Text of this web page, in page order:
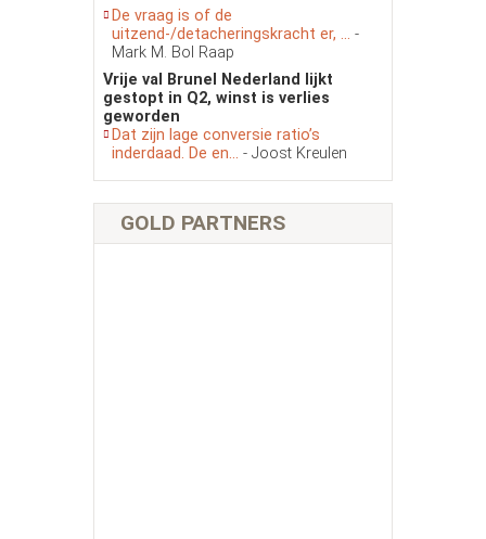
De vraag is of de
uitzend-/detacheringskracht er, ... -
Mark M. Bol Raap
Vrije val Brunel Nederland lijkt
gestopt in Q2, winst is verlies
geworden
Dat zijn lage conversie ratio’s
inderdaad. De en... - Joost Kreulen
GOLD PARTNERS